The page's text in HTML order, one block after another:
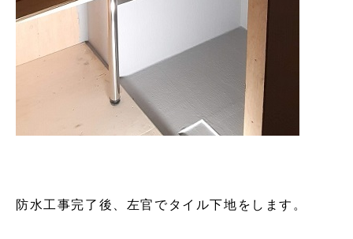
防水工事完了後、左官でタイル下地をします。